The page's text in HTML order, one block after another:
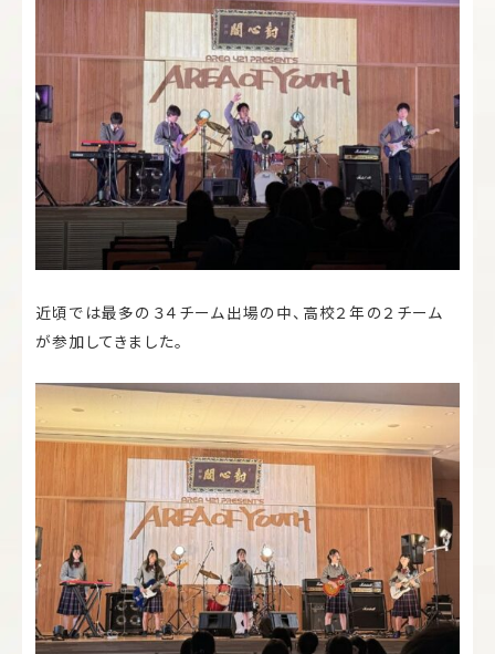
近頃では最多の３４チーム出場の中、高校２年の２チーム
が参加してきました。